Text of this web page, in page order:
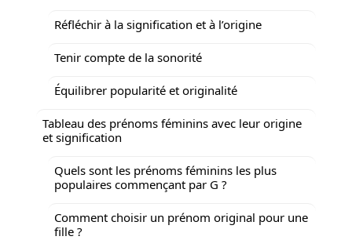
Réfléchir à la signification et à l’origine
Tenir compte de la sonorité
Équilibrer popularité et originalité
Tableau des prénoms féminins avec leur origine
et signification
Quels sont les prénoms féminins les plus
populaires commençant par G ?
Comment choisir un prénom original pour une
fille ?